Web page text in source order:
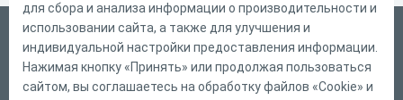
Русский
Справка
Форма обратной связи
для сбора и анализа информации о производительности и
использовании сайта, а также для улучшения и
индивидуальной настройки предоставления информации.
Нажимая кнопку «Принять» или продолжая пользоваться
сайтом, вы соглашаетесь на обработку файлов «Cookie» и